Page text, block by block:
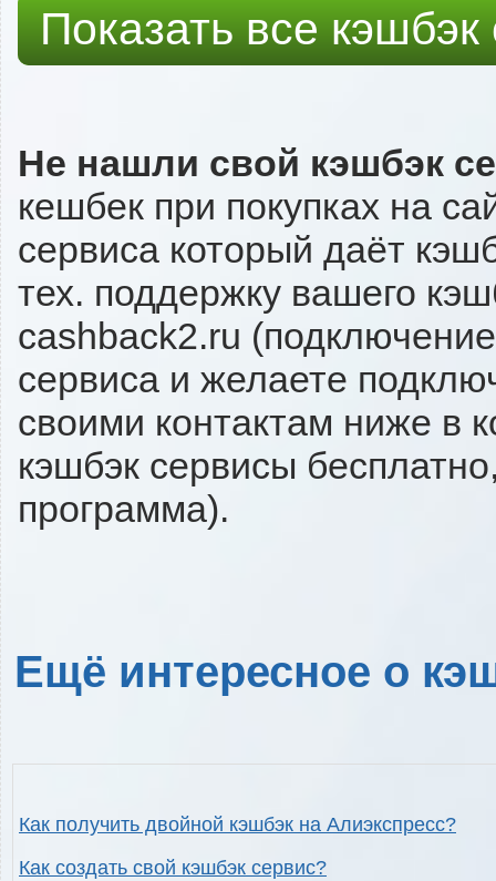
Показать все
Не нашли свой кэшбэк
кешбек при покупках на
сервиса который даёт
тех. поддержку вашего
cashback2.ru
сервиса и желаете
своими контактам ниже в
кэшбэк сервисы
программа).
Ещё интересное о
Как получить двойной кэшбэк на Алиэкспресс?
Как создать свой кэшбэк сервис?